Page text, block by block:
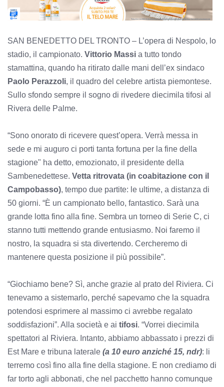
SAN BENEDETTO DEL TRONTO – L’opera di Nespolo, lo
stadio, il campionato. Vittorio Massi a tutto tondo
stamattina, quando ha ritirato dalle mani dell’ex sindaco
Paolo Perazzoli, il quadro del celebre artista piemontese.
Sullo sfondo sempre il sogno di rivedere diecimila tifosi al
Rivera delle Palme.
“Sono onorato di ricevere quest’opera. Verrà messa in
sede e mi auguro ci porti tanta fortuna per la fine della
stagione" ha detto, emozionato, il presidente della
Sambenedettese. Vetta ritrovata (in coabitazione con il
Campobasso), tempo due partite: le ultime, a distanza di
50 giorni. “È un campionato bello, fantastico. Sarà una
grande lotta fino alla fine. Sembra un torneo di Serie C, ci
stanno tutti mettendo grande entusiasmo. Noi faremo il
nostro, la squadra si sta divertendo. Cercheremo di
mantenere questa posizione il più possibile”.
“Giochiamo bene? Sì, anche grazie al prato del Riviera. Ci
tenevamo a sistemarlo, perché sapevamo che la squadra
potendosi esprimere al massimo ci avrebbe regalato
soddisfazioni”. Alla società e ai tifosi. “Vorrei diecimila
spettatori al Riviera. Intanto, abbiamo abbassato i prezzi di
Est Mare e tribuna laterale (a 10 euro anziché 15, ndr): li
terremo così fino alla fine della stagione. E non crediamo di
far torto agli abbonati, che nel pacchetto hanno comunque